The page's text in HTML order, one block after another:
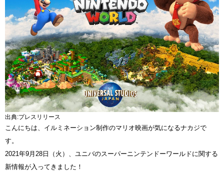
出典:プレスリリース
こんにちは、イルミネーション制作のマリオ映画が気になるナカジで
す。
2021年9月28日（火）、ユニバのスーパーニンテンドーワールドに関する
新情報が入ってきました！